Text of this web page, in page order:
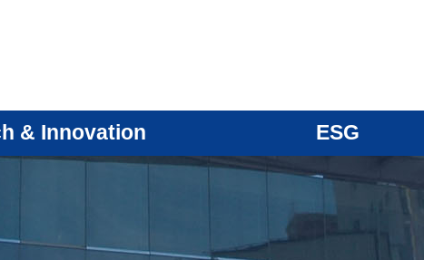
& Innovation ESG